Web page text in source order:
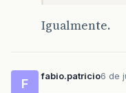
Igualmente.
F
fabio.patricio6 de